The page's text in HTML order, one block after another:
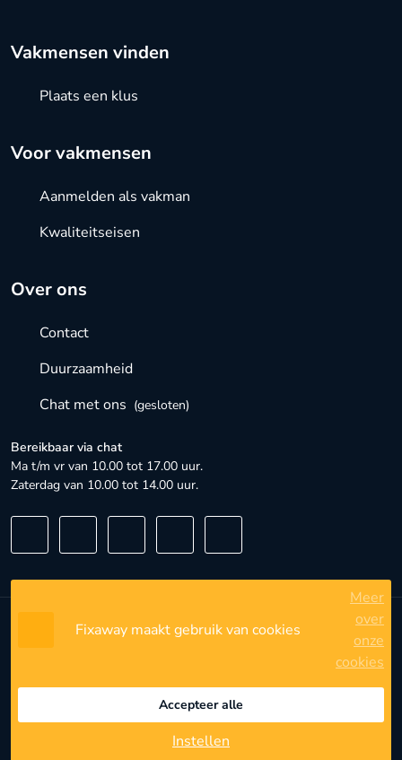
Over ons
Contact
Duurzaamheid
Chat met ons (gesloten)
Bereikbaar via chat
Ma t/m vr van 10.00 tot 17.00 uur.
Zaterdag van 10.00 tot 14.00 uur.
Vakmensen vinden
Plaats een klus
Voor vakmensen
Aanmelden als vakman
Kwaliteitseisen
Algemene voorwaarden
Privacyinstellingen
Fixaway maakt gebruik van cookies
Meer
over
onze
cookies
Accepteer alle
Instellen